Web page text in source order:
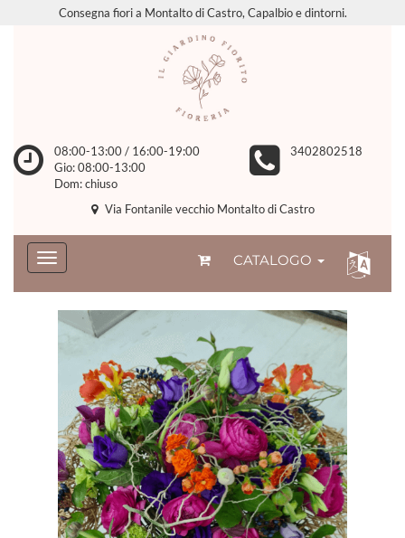
Consegna fiori a Montalto di Castro, Capalbio e dintorni.
08:00-13:00 / 16:00-19:00
Gio: 08:00-13:00
Dom: chiuso
3402802518
Via Fontanile vecchio Montalto di Castro
CATALOGO